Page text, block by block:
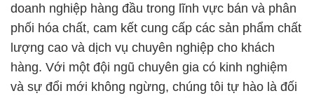
doanh nghiệp hàng đầu trong lĩnh vực bán và phân
phối hóa chất, cam kết cung cấp các sản phẩm chất
lượng cao và dịch vụ chuyên nghiệp cho khách
hàng. Với một đội ngũ chuyên gia có kinh nghiệm
và sự đổi mới không ngừng, chúng tôi tự hào là đối